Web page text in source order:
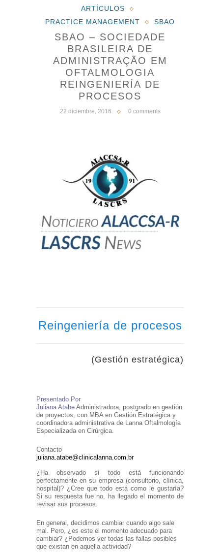
ARTÍCULOS
PRACTICE MANAGEMENT
SBAO
SBAO – SOCIEDADE
BRASILEIRA DE
ADMINISTRAÇÃO EM
OFTALMOLOGIA
REINGENIERÍA DE
PROCESOS
22 diciembre, 2016 0 comments
Reingeniería de procesos
(Gestión estratégica)
Presentado Por
Juliana Atabe Administradora, postgrado en gestión
de proyectos, con MBA en Gestión Estratégica y
coordinadora administrativa de Lanna Oftalmología
Especializada en Cirúrgica.
Contacto
juliana.atabe@clinicalanna.com.br
¿Ha observado si todo está funcionando
perfectamente en su empresa (consultorio, clínica,
hospital)? ¿Cree que todo está como le gustaría?
Si su respuesta fue no, ha llegado el momento de
revisar sus procesos.
En general, decidimos cambiar cuando algo sale
mal. Pero, ¿es este el momento adecuado para
cambiar? ¿Podemos ver todas las fallas posibles
que existan en aquella actividad?